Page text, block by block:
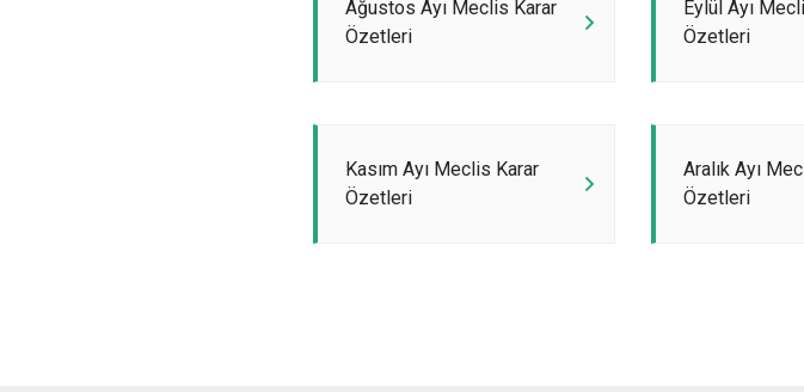
Ağustos Ayı Meclis Karar
Özetleri
Eylül Ayı
Özetleri
Kasım Ayı Meclis Karar
Özetleri
Aralık Ayı
Özetleri